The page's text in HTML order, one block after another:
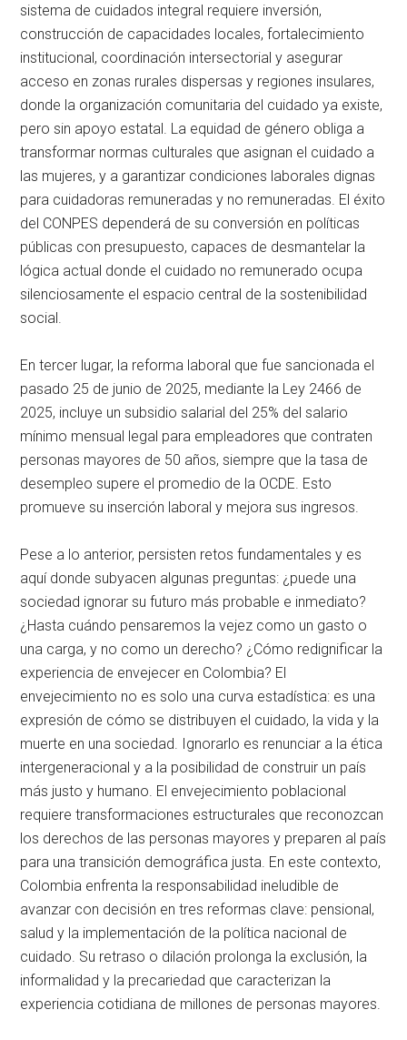
sistema de cuidados integral requiere inversión,
construcción de capacidades locales, fortalecimiento
institucional, coordinación intersectorial y asegurar
acceso en zonas rurales dispersas y regiones insulares,
donde la organización comunitaria del cuidado ya existe,
pero sin apoyo estatal. La equidad de género obliga a
transformar normas culturales que asignan el cuidado a
las mujeres, y a garantizar condiciones laborales dignas
para cuidadoras remuneradas y no remuneradas. El éxito
del CONPES dependerá de su conversión en políticas
públicas con presupuesto, capaces de desmantelar la
lógica actual donde el cuidado no remunerado ocupa
silenciosamente el espacio central de la sostenibilidad
social.
En tercer lugar, la reforma laboral que fue sancionada el
pasado 25 de junio de 2025, mediante la Ley 2466 de
2025, incluye un subsidio salarial del 25% del salario
mínimo mensual legal para empleadores que contraten
personas mayores de 50 años, siempre que la tasa de
desempleo supere el promedio de la OCDE. Esto
promueve su inserción laboral y mejora sus ingresos.
Pese a lo anterior, persisten retos fundamentales y es
aquí donde subyacen algunas preguntas: ¿puede una
sociedad ignorar su futuro más probable e inmediato?
¿Hasta cuándo pensaremos la vejez como un gasto o
una carga, y no como un derecho? ¿Cómo redignificar la
experiencia de envejecer en Colombia? El
envejecimiento no es solo una curva estadística: es una
expresión de cómo se distribuyen el cuidado, la vida y la
muerte en una sociedad. Ignorarlo es renunciar a la ética
intergeneracional y a la posibilidad de construir un país
más justo y humano. El envejecimiento poblacional
requiere transformaciones estructurales que reconozcan
los derechos de las personas mayores y preparen al país
para una transición demográfica justa. En este contexto,
Colombia enfrenta la responsabilidad ineludible de
avanzar con decisión en tres reformas clave: pensional,
salud y la implementación de la política nacional de
cuidado. Su retraso o dilación prolonga la exclusión, la
informalidad y la precariedad que caracterizan la
experiencia cotidiana de millones de personas mayores.